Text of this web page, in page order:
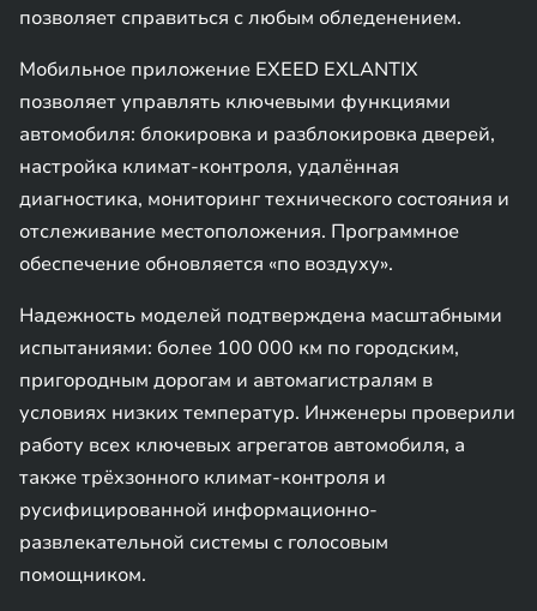
позволяет справиться с любым обледенением.
Мобильное приложение EXEED EXLANTIX
позволяет управлять ключевыми функциями
автомобиля: блокировка и разблокировка дверей,
настройка климат-контроля, удалённая
диагностика, мониторинг технического состояния и
отслеживание местоположения. Программное
обеспечение обновляется «по воздуху».
Надежность моделей подтверждена масштабными
испытаниями: более 100 000 км по городским,
пригородным дорогам и автомагистралям в
условиях низких температур. Инженеры проверили
работу всех ключевых агрегатов автомобиля, а
также трёхзонного климат-контроля и
русифицированной информационно-
развлекательной системы с голосовым
помощником.